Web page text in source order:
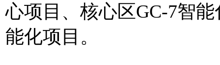
心项目、核心区GC-7智
能化项目。